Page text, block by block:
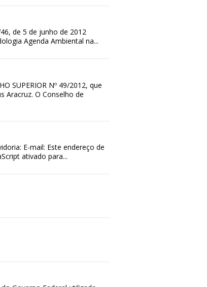
de 5 de junho de 2012
Agenda Ambiental na...
SUPERIOR Nº 49/2012, que
Aracruz. O Conselho de
E-mail: Este endereço de
ativado para...